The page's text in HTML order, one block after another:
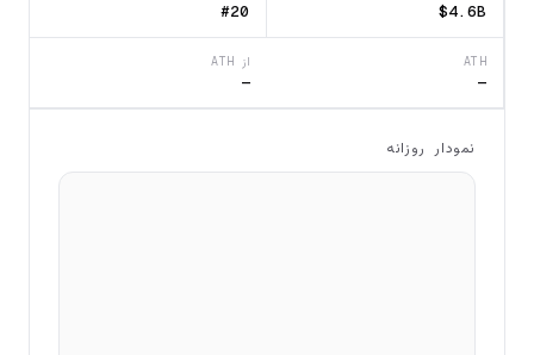
$4.6B
#20
ATH
—
از ATH
—
نمودار روزانه